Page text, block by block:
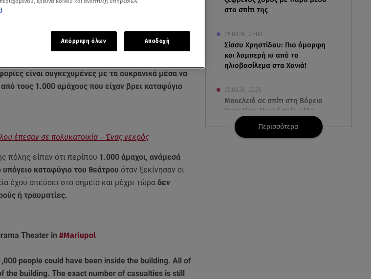
στο σπίτι της
05.08.26 , 23:00
Σίσσυ Χρηστίδου: Πιο όμορφη
και λαμπερή κι από το
ηλιοβασίλεμα στα Χανιά!
05.08.26 , 22:36
Μακελειό σε σπίτι στη Βόρεια
Καρολίνα: Νεκρά τρία μέλη
οικογένειας
Περισσότερα
άρθρα μας στα αποτελέσματα αναζήτησης
στα συντρίμμια του θεάτρου στη
είναι συγκεχυμένες με τα ουκρανικά μέσα να
τους 1.000 αμάχους που είχαν βρει καταφύγιο
έπεσαν σε πολυκατοικία – Ένας νεκρός
πόλης είπαν ότι περίπου 1.000 άμαχοι, ανάμεσά
υπόγειο καταφύγιο του θεάτρου όταν ξεκίνησαν οι
έχου σπεύσει στο σημείο και μέχρι τώρα δεν
ή τραυματίες.
Theater in #Mariupol
people could have been inside the building. All of
the building. The exact number of casualties is still
Απόρριψη όλων Αποδοχή